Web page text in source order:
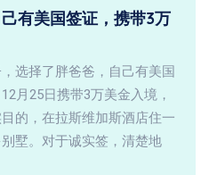
有美国签证，携带3万
选择了胖爸爸，自己有美国
月25日携带3万美金入境，
的，在拉斯维加斯酒店住一
墅。对于诚实签，清楚地